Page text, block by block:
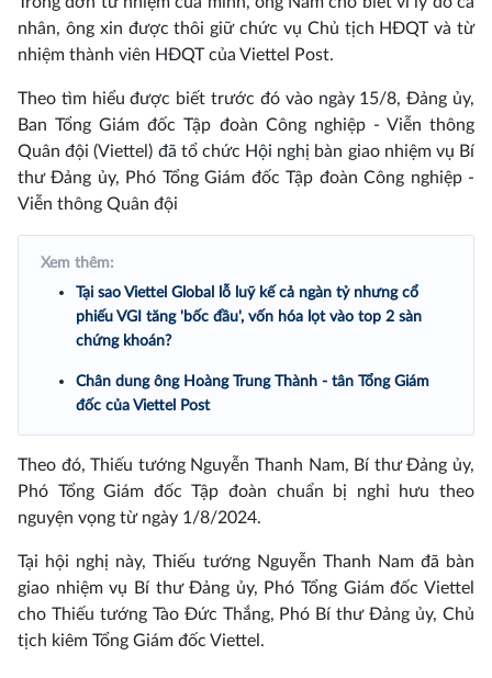
nhân, ông xin được thôi giữ chức vụ Chủ tịch HĐQT và từ
nhiệm thành viên HĐQT của Viettel Post.
Theo tìm hiểu được biết trước đó vào ngày 15/8, Đảng ủy,
Ban Tổng Giám đốc Tập đoàn Công nghiệp - Viễn thông
Quân đội (Viettel) đã tổ chức Hội nghị bàn giao nhiệm vụ Bí
thư Đảng ủy, Phó Tổng Giám đốc Tập đoàn Công nghiệp -
Viễn thông Quân đội
Xem thêm:
Tại sao Viettel Global lỗ luỹ kế cả ngàn tỷ nhưng cổ
phiếu VGI tăng 'bốc đầu', vốn hóa lọt vào top 2 sàn
chứng khoán?
Chân dung ông Hoàng Trung Thành - tân Tổng Giám
đốc của Viettel Post
Theo đó, Thiếu tướng Nguyễn Thanh Nam, Bí thư Đảng ủy,
Phó Tổng Giám đốc Tập đoàn chuẩn bị nghỉ hưu theo
nguyện vọng từ ngày 1/8/2024.
Tại hội nghị này, Thiếu tướng Nguyễn Thanh Nam đã bàn
giao nhiệm vụ Bí thư Đảng ủy, Phó Tổng Giám đốc Viettel
cho Thiếu tướng Tào Đức Thắng, Phó Bí thư Đảng ủy, Chủ
tịch kiêm Tổng Giám đốc Viettel.